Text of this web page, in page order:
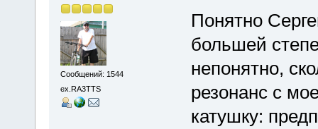
Сообщений: 1544
ex.RA3TTS
Понятно
большей
непонятно,
резонанс с
катушку: